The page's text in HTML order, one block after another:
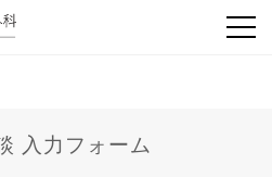
入力フォーム